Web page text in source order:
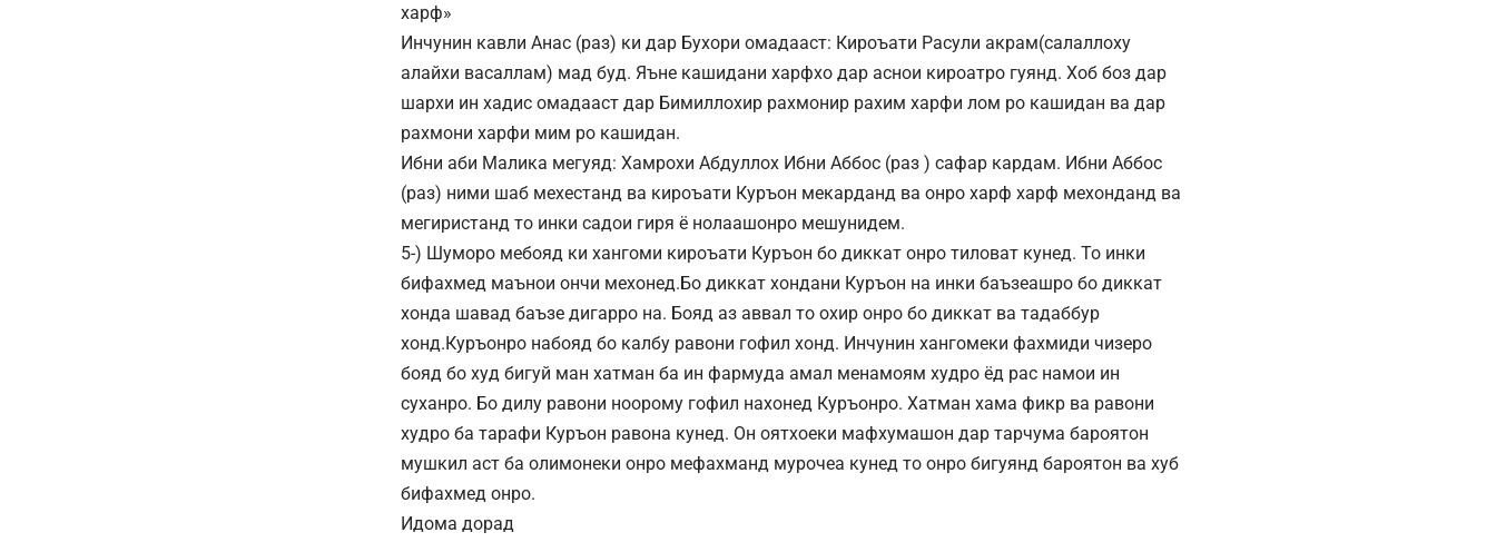
харф»
Инчунин кавли Анас (раз) ки дар Бухори омадааст: Кироъати Расули акрам(салаллоху
алайхи васаллам) мад буд. Яъне кашидани харфхо дар аснои кироатро гуянд. Хоб боз дар
шархи ин хадис омадааст дар Бимиллохир рахмонир рахим харфи лом ро кашидан ва дар
рахмони харфи мим ро кашидан.
Ибни аби Малика мегуяд: Хамрохи Абдуллох Ибни Аббос (раз ) сафар кардам. Ибни Аббос
(раз) ними шаб мехестанд ва кироъати Куръон мекарданд ва онро харф харф мехонданд ва
мегиристанд то инки садои гиря ё нолаашонро мешунидем.
5-) Шуморо мебояд ки хангоми кироъати Куръон бо диккат онро тиловат кунед. То инки
бифахмед маънои ончи мехонед.Бо диккат хондани Куръон на инки баъзеашро бо диккат
хонда шавад баъзе дигарро на. Бояд аз аввал то охир онро бо диккат ва тадаббур
хонд.Куръонро набояд бо калбу равони гофил хонд. Инчунин хангомеки фахмиди чизеро
бояд бо худ бигуй ман хатман ба ин фармуда амал менамоям худро ёд рас намои ин
суханро. Бо дилу равони ноорому гофил нахонед Куръонро. Хатман хама фикр ва равони
худро ба тарафи Куръон равона кунед. Он оятхоеки мафхумашон дар тарчума бароятон
мушкил аст ба олимонеки онро мефахманд мурочеа кунед то онро бигуянд бароятон ва хуб
бифахмед онро.
Идома дорад